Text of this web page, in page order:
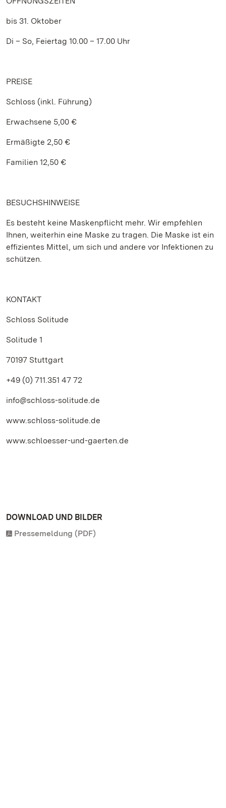
bis 31. Oktober
Di – So, Feiertag 10.00 – 17.00 Uhr
PREISE
Schloss (inkl. Führung)
Erwachsene 5,00 €
Ermäßigte 2,50 €
Familien 12,50 €
BESUCHSHINWEISE
Es besteht keine Maskenpflicht mehr. Wir empfehlen
Ihnen, weiterhin eine Maske zu tragen. Die Maske ist ein
effizientes Mittel, um sich und andere vor Infektionen zu
schützen.
KONTAKT
Schloss Solitude
Solitude 1
70197 Stuttgart
+49 (0) 711.351 47 72
info@schloss-solitude.de
www.schloss-solitude.de
www.schloesser-und-gaerten.de
DOWNLOAD UND BILDER
Pressemeldung (PDF)